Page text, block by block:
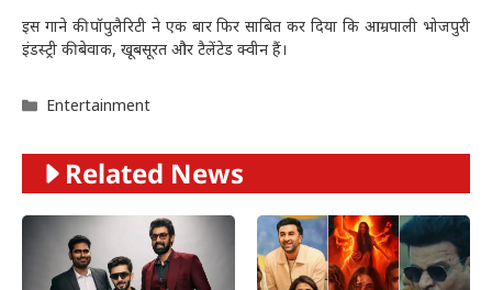
इस गाने की पॉपुलैरिटी ने एक बार फिर साबित कर दिया कि आम्रपाली भोजपुरी
इंडस्ट्री की बेवाक, खूबसूरत और टैलेंटेड क्वीन हैं।
Categories
Entertainment
Related News